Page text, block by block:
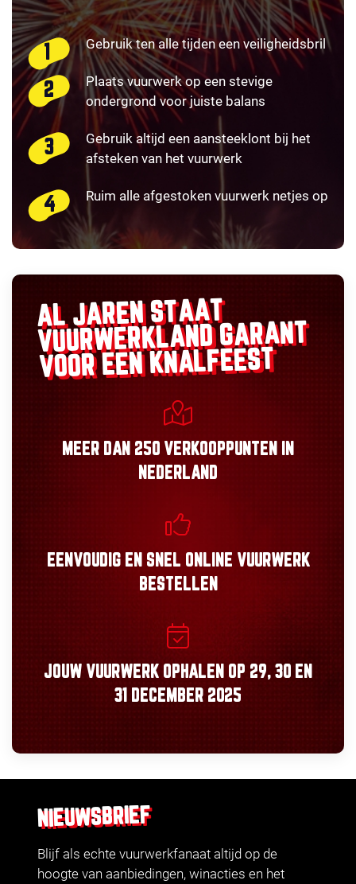
Gebruik ten alle tijden een veiligheidsbril
Plaats vuurwerk op een stevige
ondergrond voor juiste balans
Gebruik altijd een aansteeklont bij het
afsteken van het vuurwerk
Ruim alle afgestoken vuurwerk netjes op
AL JAREN STAAT
VUURWERKLANDGARANT
VOOR EEN KNALFEEST
MEER DAN 250 VERKOOPPUNTEN
IN
NEDERLAND
EENVOUDIGEN SNEL ONLINE VUURWERK
BESTELLEN
JOUW VUURWERK OPHALEN OP 29, 30 EN
31 DECEMBER 2025
NIEUWSBRIEF
Blijf als echte vuurwerkfanaat altijd op de
hoogte van aanbiedingen, winacties en het